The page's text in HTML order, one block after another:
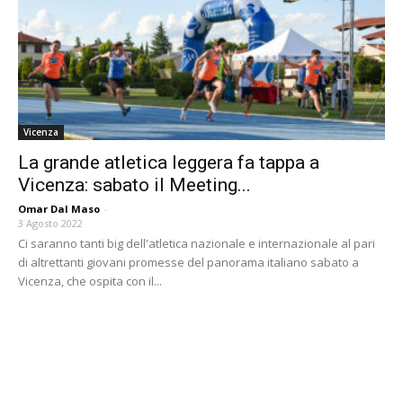
Vicenza
La grande atletica leggera fa tappa a
Vicenza: sabato il Meeting...
Omar Dal Maso -
3 Agosto 2022
Ci saranno tanti big dell'atletica nazionale e internazionale al pari
di altrettanti giovani promesse del panorama italiano sabato a
Vicenza, che ospita con il...